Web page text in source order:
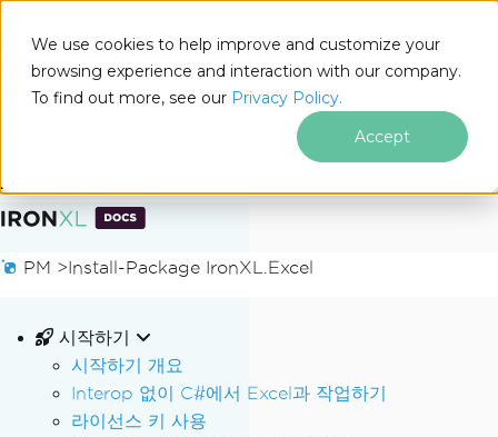
We use cookies to help improve and customize your
browsing experience and interaction with our company.
To find out more, see our Privacy Policy.
Accept
푸터 콘텐츠로 바로가기
Docs
PM >Install-Package IronXL.Excel
시작하기
시작하기 개요
Interop 없이 C#에서 Excel과 작업하기
라이선스 키 사용